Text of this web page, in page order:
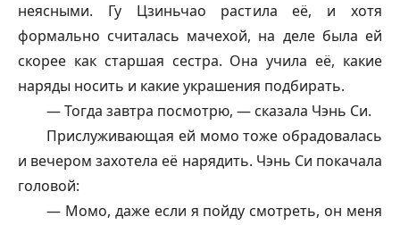
неясными. Гу Цзиньчао растила её, и хотя
формально считалась мачехой, на деле была ей
скорее как старшая сестра. Она учила её, какие
наряды носить и какие украшения подбирать.
— Тогда завтра посмотрю, — сказала Чэнь Си.
Прислуживающая ей момо тоже обрадовалась
и вечером захотела её нарядить. Чэнь Си покачала
головой:
— Момо, даже если я пойду смотреть, он меня